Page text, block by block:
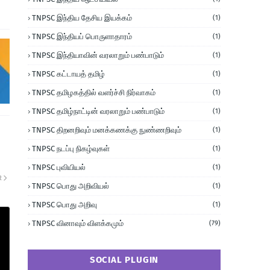
TNPSC இந்திய தேசிய இயக்கம் (1)
TNPSC இந்தியப் பொருளாதாரம் (1)
TNPSC இந்தியாவின் வரலாறும் பண்பாடும் (1)
TNPSC கட்டாயத் தமிழ் (1)
TNPSC தமிழகத்தில் வளர்ச்சி நிர்வாகம் (1)
TNPSC தமிழ்நாட்டின் வரலாறும் பண்பாடும் (1)
TNPSC திறனறிவும் மனக்கணக்கு நுண்ணறிவும் (1)
TNPSC நடப்பு நிகழ்வுகள் (1)
TNPSC புவியியல் (1)
TNPSC பொது அறிவியல் (1)
TNPSC பொது அறிவு (1)
TNPSC வினாவும் விளக்கமும் (79)
SOCIAL PLUGIN